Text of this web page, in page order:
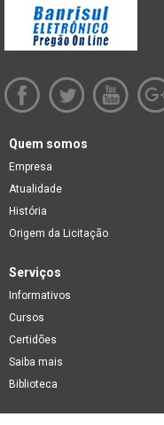
Quem somos
Empresa
Atualidade
História
Origem da Licitação
Serviços
Informativos
Cursos
Certidões
Saiba mais
Biblioteca